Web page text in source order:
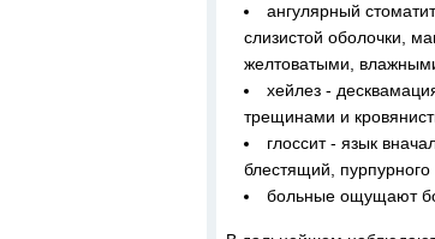
ангулярный
слизистой оболочки,
желтоватыми,
хейлез -
трещинами и
глоссит - язык
блестящий, пурпурного
больные ощущают